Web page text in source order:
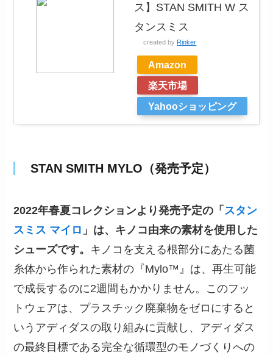
ス】STAN SMITH W ス
タンスミス
created by Rinker
Amazon
楽天市場
Yahooショッピング
STAN SMITH MYLO（発売予定）
2022年春夏コレクションより発売予定の「 スタン
スミス マイロ 」は、キノコ由来の素材を使用した
シューズです。 キノコを支える根部分にあたる菌
糸体から作られた素材の『Mylo™』は、再生可能
で成長するのに2週間もかかりません。このフッ
トウェアは、プラスチック廃棄物をゼロにすると
いうアディダスの取り組みに貢献し、アディダス
の最終目標である完全な循環型のモノづくりへの